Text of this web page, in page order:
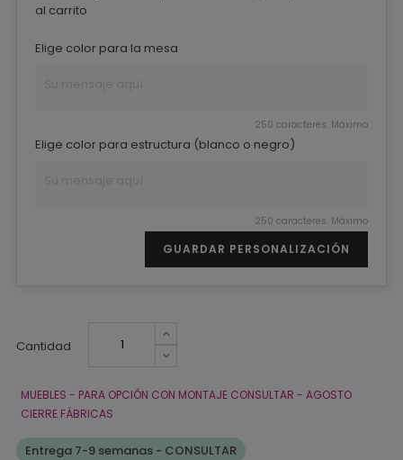
al carrito
Elige color para la mesa
250 caracteres. Máximo
Elige color para estructura (blanco o negro)
250 caracteres. Máximo
GUARDAR PERSONALIZACIÓN
Cantidad
MUEBLES - PARA OPCIÓN CON MONTAJE CONSULTAR - AGOSTO
CIERRE FÁBRICAS
Entrega 7-9 semanas - CONSULTAR